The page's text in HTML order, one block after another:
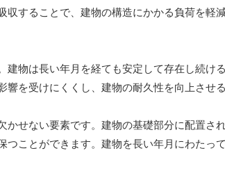
することで、建物の構造にかかる負荷を軽
建物は長い年月を経ても安定して存在し続け
を受けにくくし、建物の耐久性を向上させ
せない要素です。建物の基礎部分に配置さ
ことができます。建物を長い年月にわたっ